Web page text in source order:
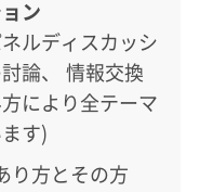
ン
ルディスカッシ
論、 情報交換
により全テーマ
す)
り方とその方